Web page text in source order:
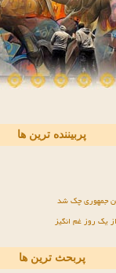
پربیننده ترین ها
جمهوری چک شد
یک روز غم انگیز
پربحث ترین ها